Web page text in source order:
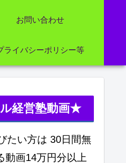
お問い合わせ
ライバシーポリシー等
経営塾動画★
たい方は 30日間無
動画14万円分以上